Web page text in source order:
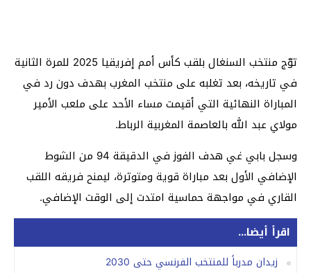
توّج منتخب السنغال بلقب كأس أمم إفريقيا 2025 للمرة الثانية
في تاريخه، بعد تغلبه على منتخب المغرب بهدف دون رد في
المباراة النهائية التي أقيمت مساء الأحد على ملعب الأمير
مولاي عبد الله بالعاصمة المغربية الرباط.
وسجل بابي غي هدف الفوز في الدقيقة 94 من الشوط
الإضافي الأول بعد مباراة قوية ومتوترة، ليمنح فريقه اللقب
القاري في مواجهة حماسية امتدت إلى الوقت الإضافي.
اقرأ أيضا...
زيدان مدرباً للمنتخب الفرنسي حتى 2030